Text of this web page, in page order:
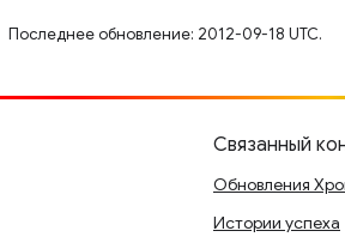
Последнее обновление: 2012-09-18 UTC.
Связанный
Обновления
Истории успеха